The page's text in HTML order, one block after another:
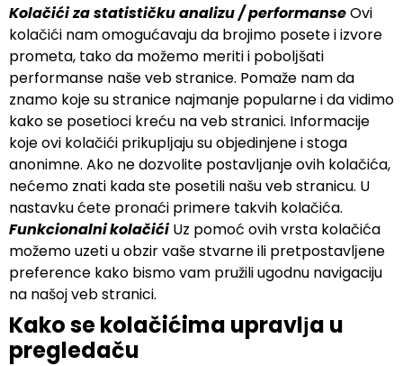
Kolačići za statističku analizu / performanseOvi
kolačići nam omogućavaju da brojimo posete i izvore
prometa, tako da možemo meriti i pobolјšati
performanse naše veb stranice. Pomaže nam da
znamo koje su stranice najmanje popularne i da vidimo
kako se posetioci kreću na veb stranici. Informacije
koje ovi kolačići prikuplјaju su objedinjene i stoga
anonimne. Ako ne dozvolite postavlјanje ovih kolačića,
nećemo znati kada ste posetili našu veb stranicu. U
nastavku ćete pronaći primere takvih kolačića.
FunkcionalnikolačićiUz pomoć ovih vrsta kolačića
možemo uzeti u obzir vaše stvarne ili pretpostavlјene
preference kako bismo vam pružili ugodnu navigaciju
na našoj veb stranici.
Kako se kolačićima upravlјa u
pregledaču